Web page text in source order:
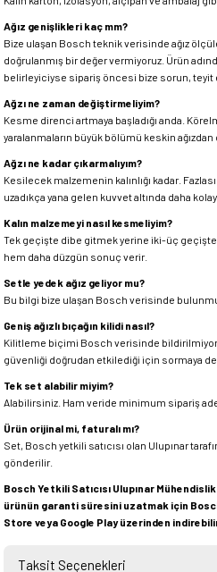
Ağız genişlikleri kaç mm?
Bize ulaşan Bosch teknik verisinde ağız
doğrulanmış bir değer vermiyoruz. Ürün
belirleyiciyse sipariş öncesi bize sorun, teyit
Ağzı ne zaman değiştirmeliyim?
Kesme direnci artmaya başladığı anda.
yaralanmaların büyük bölümü keskin ağızdan
Ağzı ne kadar çıkarmalıyım?
Kesilecek malzemenin kalınlığı kadar. Fazlası
uzadıkça yana gelen kuvvet altında daha kolay
Kalın malzemeyi nasıl kesmeliyim?
Tek geçişte dibe gitmek yerine iki-üç
hem daha düzgün sonuç verir.
Setle yedek ağız geliyor mu?
Bu bilgi bize ulaşan Bosch verisinde
Geniş ağızlı bıçağın kilidi nasıl?
Kilitleme biçimi Bosch verisinde bildirilmiyor.
güvenliği doğrudan etkilediği için sormaya
Tek set alabilir miyim?
Alabilirsiniz. Ham veride minimum sipariş
Ürün orijinal mi, faturalı mı?
Set, Bosch yetkili satıcısı olan Ulupınar
gönderilir.
Bosch Yetkili Satıcısı Ulupınar
ürünün garanti süresini uzatmak için
Store veya Google Play üzerinden
Taksit Seçenekleri